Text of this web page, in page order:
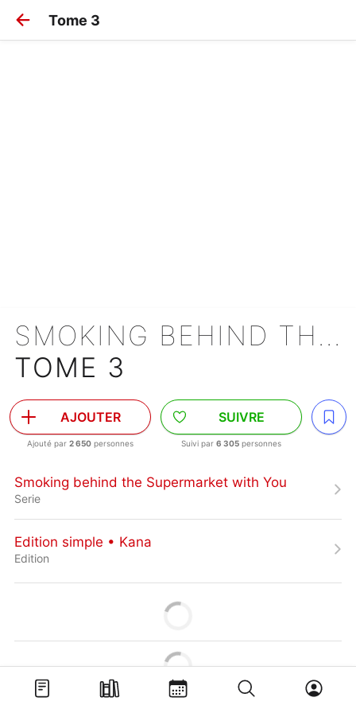
Tome 3
SMOKING BEHIND THE SUPERMARKET WITH YOU
TOME 3
AJOUTER
Ajouté par 2 650 personnes
SUIVRE
Suivi par 6 305 personnes
Smoking behind the Supermarket with You
Serie
Edition simple • Kana
Edition